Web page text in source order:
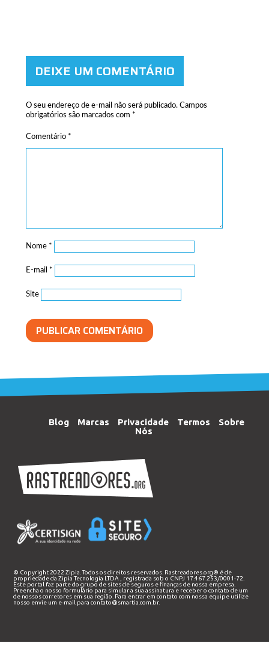
DEIXE UM COMENTÁRIO
O seu endereço de e-mail não será publicado. Campos
obrigatórios são marcados com *
Comentário *
Nome *
E-mail *
Site
Blog Marcas Privacidade Termos
Sobre
Nós
© Copyright 2022 Zipia. Todos os direitos reservados. Rastreadores.org® é de
propriedade daZipia Tecnologia LTDA
, registrada sob o CNPJ 17.467.253/0001-72.
Este portal faz parte do grupo de sites de seguros e finanças de nossa empresa.
Preencha o nosso formulário para simular a sua assinatura e receber o contato de um
de nossos corretores em sua região. Para entrar em contato com nossa equipe utilize
nosso envie um e-mail paracontato@smartia.com.br.